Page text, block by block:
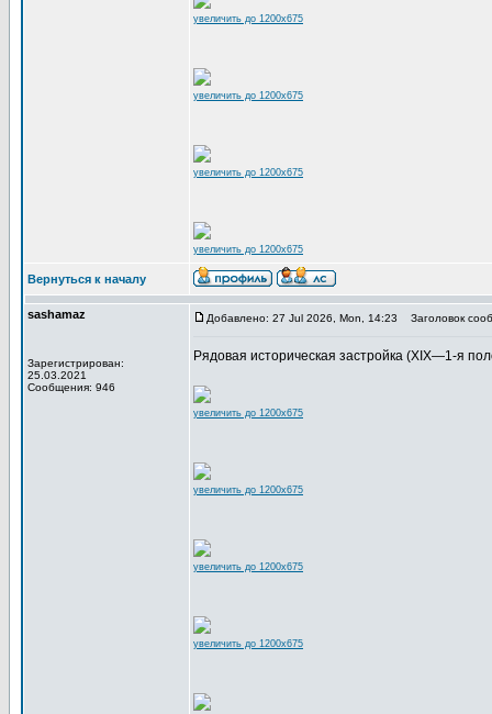
увеличить до 1200x675
увеличить до 1200x675
увеличить до 1200x675
увеличить до 1200x675
Вернуться к началу
sashamaz
Зарегистрирован:
25.03.2021
Сообщения: 946
Добавлено: 27 Jul 2026, Mon, 14:23 Заголовок
Рядовая историческая застройка (XIX—1-я
увеличить до 1200x675
увеличить до 1200x675
увеличить до 1200x675
увеличить до 1200x675